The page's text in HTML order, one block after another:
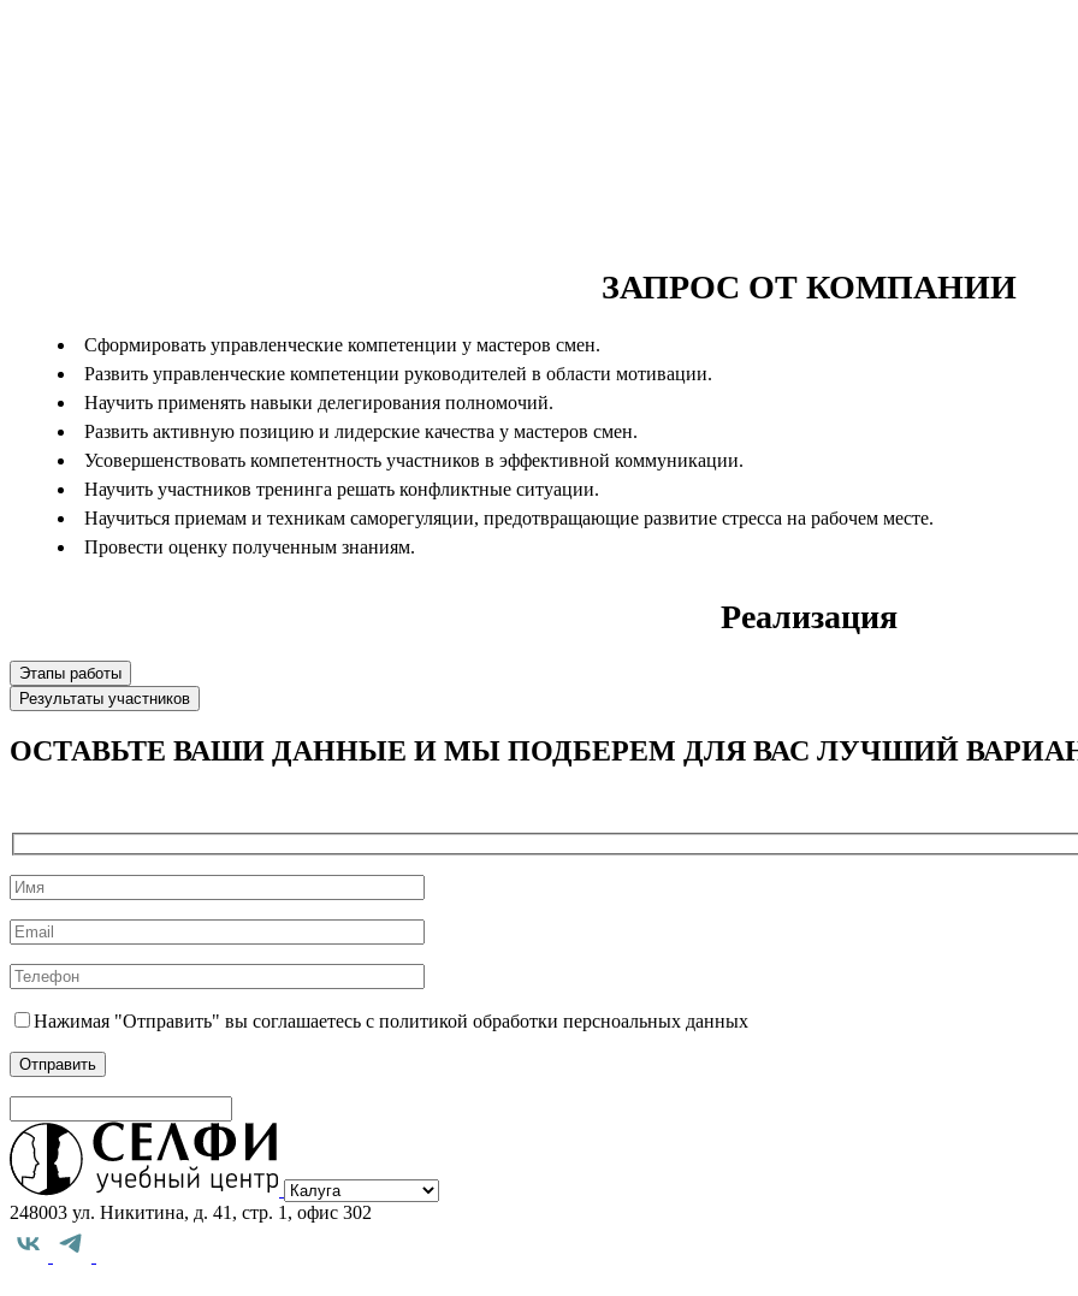
ЗАПРОС ОТ КОМПАНИИ
Сформировать управленческие компетенции у мастеров смен.
Развить управленческие компетенции руководителей в области мотивации.
Научить применять навыки делегирования полномочий.
Развить активную позицию и лидерские качества у мастеров смен.
Усовершенствовать компетентность участников в эффективной коммуникации.
Научить участников тренинга решать конфликтные ситуации.
Научиться приемам и техникам саморегуляции, предотвращающие развитие стресса на рабочем месте.
Провести оценку полученным знаниям.
Реализация
Этапы работы
Результаты участников
ОСТАВЬТЕ ВАШИ ДАННЫЕ И МЫ ПОДБЕРЕМ ДЛЯ ВАС ЛУЧШИЙ
Нажимая "Отправить" вы соглашаетесь с политикой обработки персноальных данных
248003 ул. Никитина, д. 41, стр. 1, офис 302